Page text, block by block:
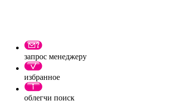
запрос менеджеру
избранное
облегчи поиск